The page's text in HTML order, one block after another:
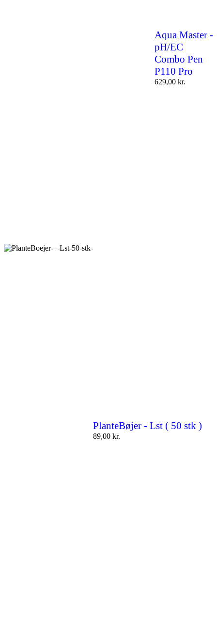
Aqua Master -
pH/EC
Combo Pen
P110 Pro
629,00 kr.
PlanteBøjer - Lst ( 50 stk )
89,00 kr.